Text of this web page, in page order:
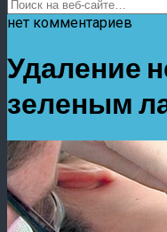
нет комментариев
Удаление
зеленым